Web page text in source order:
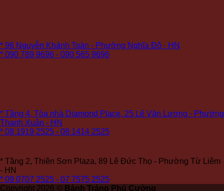
* 96 Nguyễn Khánh Toàn - Phường Nghĩa Đô - HN
* 090 789 9696 - 090 565 9696
* Tầng 4, Tòa nhà Diamond Place, 25 Lê Văn Lương - Phường
Thanh Xuân - HN
* 08 1919 2525 - 08 1414 2525
* Tầng 2, Thiên Sơn Plaza, 89 Lê Đức Thọ - Phường Từ Liêm
- HN
* 09 0707 2525 - 07 7575 2525
Copyright 2026 © Bánh Tráng Phú Cường